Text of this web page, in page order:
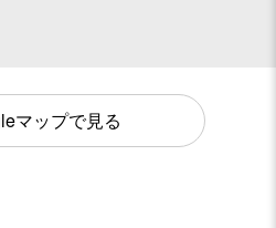
マップで見る